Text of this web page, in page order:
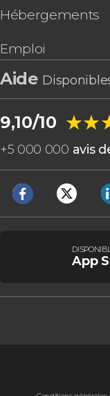
Hébergements
Emploi
Aide
9,10/10
+5 000 000 avis
App